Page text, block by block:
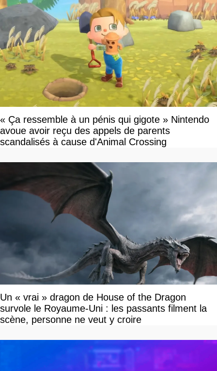
« Ça ressemble à un pénis qui gigote » Nintendo
avoue avoir reçu des appels de parents
scandalisés à cause d'Animal Crossing
Un « vrai » dragon de House of the Dragon
survole le Royaume-Uni : les passants filment la
scène, personne ne veut y croire